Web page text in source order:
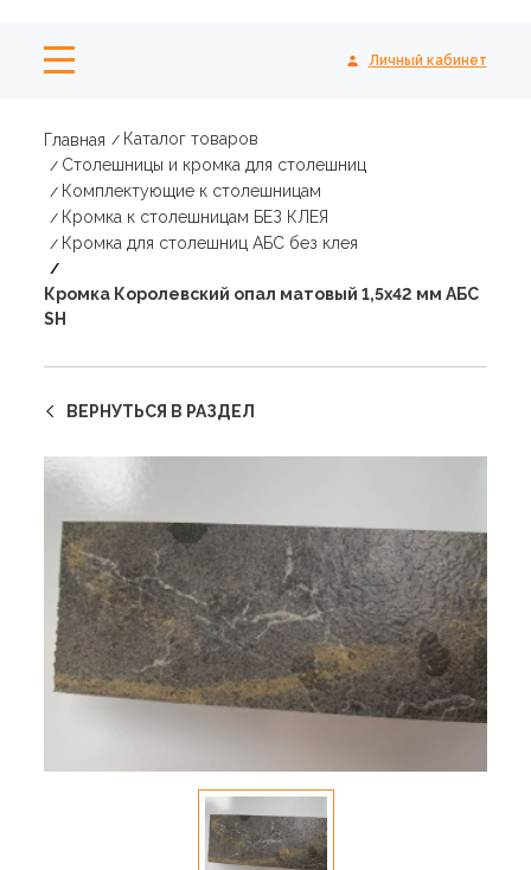
Личный кабинет
Главная
Каталог товаров
Столешницы и кромка для столешниц
Комплектующие к столешницам
Кромка к столешницам БЕЗ КЛЕЯ
Кромка для столешниц АБС без клея
Кромка Королевский опал матовый 1,5х42 мм АБС
SH
ВЕРНУТЬСЯ В РАЗДЕЛ